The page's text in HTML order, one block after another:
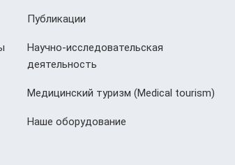
Публикации
Научно-исследовательская
деятельность
Медицинский туризм (Мedical tourism)
Наше оборудование